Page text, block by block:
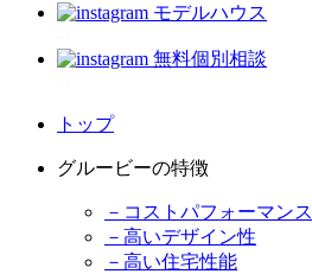
モデルハウス
無料個別相談
トップ
グルービーの特徴
－コストパフォーマンス
－高いデザイン性
－高い住宅性能